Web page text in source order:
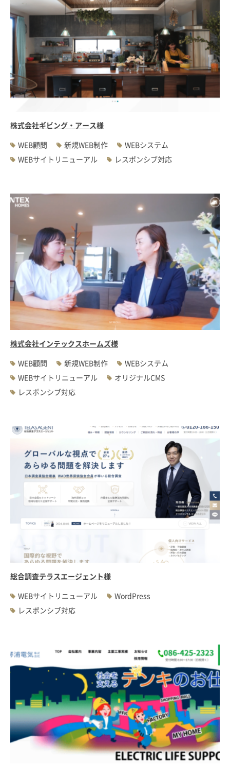
#ドローン撮影(空撮)
#イラスト制作
#アクセス解析・SEO対策
#名刺・パンフレット制作
#販促・ノベルティーグッズ制作
#ロゴマークデザイン
#SDGsサポート
#IT導入補助金
#JavaScript
#WEBサーバ移転
#AWS構築
#IoT関連
#Androidアプリ開発
#インソーシングコンサルティング
#採用・求人
#学校・教育・スクール
#病院・クリニック・医療
#集客サポート #広告運用
株式会社ギビング・アース様
WEB顧問
新規WEB制作
WEBシステム
WEBサイトリニューアル
レスポンシブ対応
株式会社インテックスホームズ様
WEB顧問
新規WEB制作
WEBシステム
WEBサイトリニューアル
オリジナルCMS
レスポンシブ対応
総合調査テラスエージェント様
WEBサイトリニューアル
WordPress
レスポンシブ対応